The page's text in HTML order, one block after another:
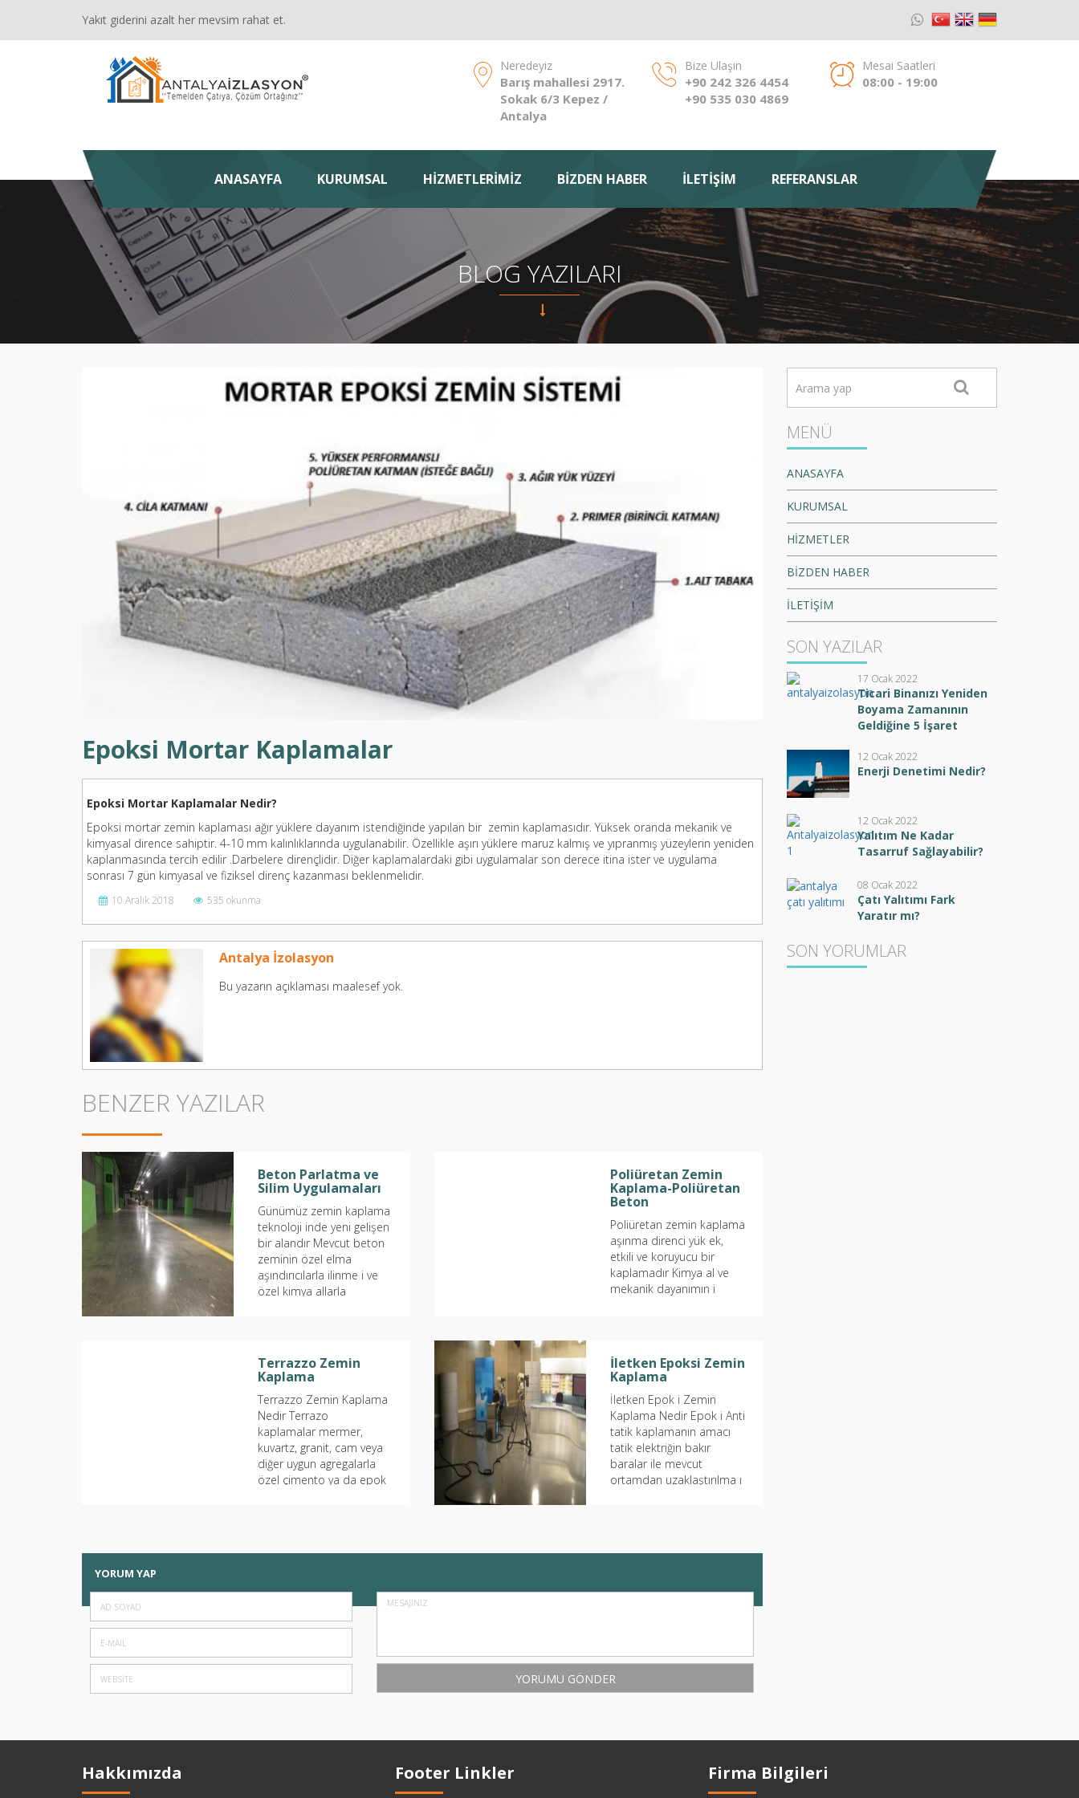
Yakıt giderini azalt her mevsim rahat et.
Neredeyiz
Barış mahallesi 2917.
Sokak 6/3 Kepez /
Antalya
Bize Ulaşın
+90 242 326 4454
+90 535 030 4869
Mesai Saatleri
08:00 - 19:00
ANASAYFA KURUMSAL HİZMETLERİMİZ BİZDEN HABER İLETİŞİM REFERANSLAR
BLOG YAZILARI
Epoksi Mortar Kaplamalar
Epoksi Mortar Kaplamalar Nedir?
Epoksi mortar zemin kaplaması ağır yüklere dayanım istendiğinde yapılan bir zemin kaplamasıdır. Yüksek oranda mekanik ve
kimyasal dirence sahiptir. 4-10 mm kalınlıklarında uygulanabilir. Özellikle aşırı yüklere maruz kalmış ve yıpranmış yüzeylerin yeniden
kaplanmasında tercih edilir .Darbelere dirençlidir. Diğer kaplamalardaki gibi uygulamalar son derece itina ister ve uygulama
sonrası 7 gün kimyasal ve fiziksel direnç kazanması beklenmelidir.
10 Aralık 2018 535 okunma
Antalya İzolasyon
Bu yazarın açıklaması maalesef yok.
BENZER YAZILAR
Beton Parlatma ve
Silim Uygulamaları
Günümüz zemin kaplama
teknoloji inde yeni gelişen
bir alandır Mevcut beton
zeminin özel elma
aşındırıcılarla ilinme i ve
özel kimya allarla
Poliüretan Zemin
Kaplama-Poliüretan
Beton
Poliüretan zemin kaplama
aşınma direnci yük ek,
etkili ve koruyucu bir
kaplamadır Kimya al ve
mekanik dayanımın i
Terrazzo Zemin
Kaplama
Terrazzo Zemin Kaplama
Nedir Terrazo
kaplamalar mermer,
kuvartz, granit, cam veya
diğer uygun agregalarla
özel çimento ya da epok
İletken Epoksi Zemin
Kaplama
İletken Epok i Zemin
Kaplama Nedir Epok i Anti
tatik kaplamanın amacı
tatik elektriğin bakır
baralar ile mevcut
ortamdan uzaklaştırılma ı
YORUM YAP
MENÜ
ANASAYFA
KURUMSAL
HİZMETLER
BİZDEN HABER
İLETİŞİM
SON YAZILAR
17 Ocak 2022
Ticari Binanızı Yeniden
Boyama Zamanının
Geldiğine 5 İşaret
12 Ocak 2022
Enerji Denetimi Nedir?
12 Ocak 2022
Yalıtım Ne Kadar
Tasarruf Sağlayabilir?
08 Ocak 2022
Çatı Yalıtımı Fark
Yaratır mı?
SON YORUMLAR
Hakkımızda Footer Linkler Firma Bilgileri